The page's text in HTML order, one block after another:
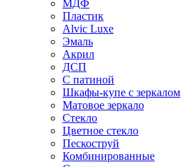
МДФ
Пластик
Alvic Luxe
Эмаль
Акрил
ДСП
С патиной
Шкафы-купе с зеркалом
Матовое зеркало
Стекло
Цветное стекло
Пескоструй
Комбинированные